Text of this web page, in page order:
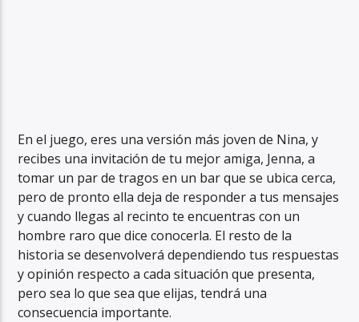
En el juego, eres una versión más joven de Nina, y
recibes una invitación de tu mejor amiga, Jenna, a
tomar un par de tragos en un bar que se ubica cerca,
pero de pronto ella deja de responder a tus mensajes
y cuando llegas al recinto te encuentras con un
hombre raro que dice conocerla. El resto de la
historia se desenvolverá dependiendo tus respuestas
y opinión respecto a cada situación que presenta,
pero sea lo que sea que elijas, tendrá una
consecuencia importante.